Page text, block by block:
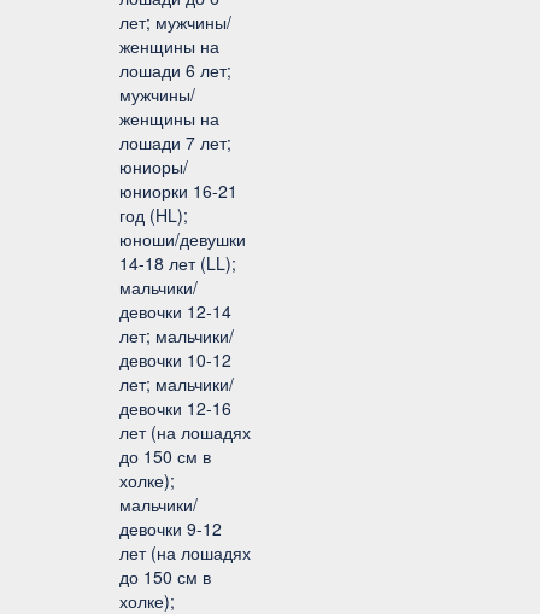
лет; мужчины/
женщины на
лошади 6 лет;
мужчины/
женщины на
лошади 7 лет;
юниоры/
юниорки 16-21
год (HL);
юноши/девушки
14-18 лет (LL);
мальчики/
девочки 12-14
лет; мальчики/
девочки 10-12
лет; мальчики/
девочки 12-16
лет (на лошадях
до 150 см в
холке);
мальчики/
девочки 9-12
лет (на лошадях
до 150 см в
холке);